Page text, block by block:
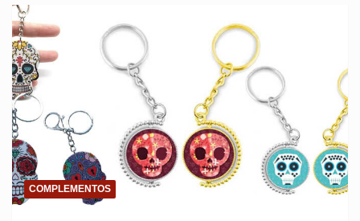
COMPLEMENTOS